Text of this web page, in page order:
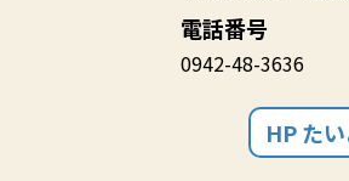
電話番号
0942-48-3636
HP た